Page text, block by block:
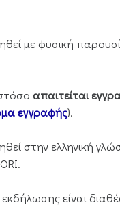
με φυσική
απαιτείται
εγγραφής).
στην ελληνική
είναι